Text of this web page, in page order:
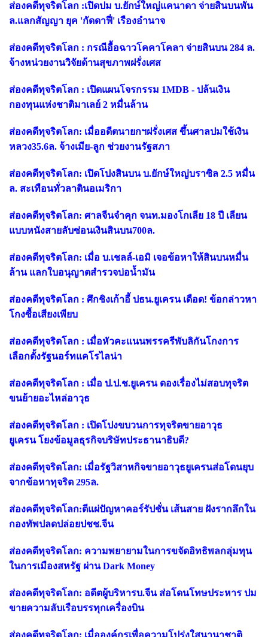
ส่องคดีทุจริตโลก :เปิดปม บ.ยักษ์ใหญ่แคนาดา จ่ายสินบนพัน
ล.แลกสัญญา ยุค 'กัดดาฟี่' เรืองอำนาจ
ส่องคดีทุจริตโลก : กรณีอื้อฉาวโคคาโคลา จ่ายสินบน 284 ล.
จ้างหน่วยงานวิจัยด้านสุขภาพฝรั่งเศส
ส่องคดีทุจริตโลก : เปิดแผนโจรกรรม 1MDB - ปล้นเงิน
กองทุนแห่งชาติมาเลย์ 2 หมื่นล้าน
ส่องคดีทุจริตโลก: เมื่ออดีตนายกฯฝรั่งเศส ขึ้นศาลปมใช้เงิน
หลวง35.6ล. จ้างเมีย-ลูก ช่วยงานรัฐสภา
ส่องคดีทุจริตโลก: เปิดโปงสินบน บ.ยักษ์ใหญ่บราซิล 2.5 หมื่น
ล. สะเทือนทั่วลาตินอเมริกา
ส่องคดีทุจริตโลก: ศาลจีนจำคุก จนท.มองโกเลีย 18 ปี เลียน
แบบหนังสายลับซ่อนเงินสินบน700ล.
ส่องคดีทุจริตโลก: เมื่อ บ.เชลล์-เอมิ เจอข้อหาให้สินบนหมื่น
ล้าน แลกใบอนุญาตสำรวจบ่อน้ำมัน
ส่องคดีทุจริตโลก : ศึกชิงเก้าอี้ ปธน.ยูเครน เดือด! ข้อกล่าวหา
โกงซื้อเสียงเพียบ
ส่องคดีทุจริตโลก : เมื่อหัวคะแนนพรรครีพับลิกันโกงการ
เลือกตั้งรัฐนอร์ทแคโรไลน่า
ส่องคดีทุจริตโลก : เมื่อ ป.ป.ช.ยูเครน ดองเรื่องไม่สอบทุจริต
ขนย้ายอะไหล่อาวุธ
ส่องคดีทุจริตโลก : เปิดโปงขบวนการทุจริตขายอาวุธ
ยูเครน โยงข้อมูลธุรกิจบริษัทประธานาธิบดี?
ส่องคดีทุจริตโลก: เมื่อรัฐวิสาหกิจขายอาวุธยูเครนส่อโดนยุบ
จากข้อหาทุจริต 295ล.
ส่องคดีทุจริตโลก:ตีแผ่ปัญหาคอร์รัปชั่น เส้นสาย ฝังรากลึกใน
กองทัพปลดปล่อยปชช.จีน
ส่องคดีทุจริตโลก: ความพยายามในการขจัดอิทธิพลกลุ่มทุน
ในการเมืองสหรัฐ ผ่าน Dark Money
ส่องคดีทุจริตโลก: อดีตผู้บริหารบ.จีน ส่อโดนโทษประหาร ปม
ขายความลับเรือบรรทุกเครื่องบิน